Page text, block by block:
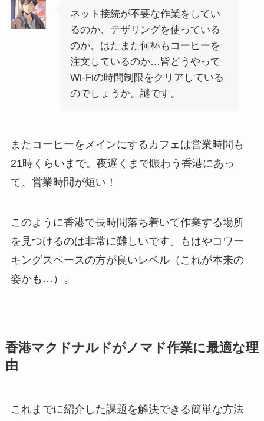
ネット接続が不要な作業をしてい
るのか、テザリングを使っている
のか、はたまた何杯もコーヒーを
注文しているのか…皆どうやって
Wi-Fiの時間制限をクリアしている
のでしょうか。謎です。
またコーヒーをメインにするカフェは営業時間も
21時くらいまで。夜遅くまで賑わう香港にあっ
て、営業時間が短い！
このように香港で長時間落ち着いて作業する場所
を見つけるのは非常に難しいです。もはやコワー
キングスペースの方が良いレベル（これが本来の
姿かも…）。
香港マクドナルドがノマド作業に最適な理
由
これまでに紹介した課題を解決できる簡単な方法